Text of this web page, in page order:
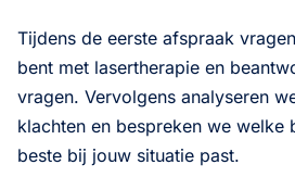
Tijdens de eerste afspraak
bent met lasertherapie en
vragen. Vervolgens analyseren
klachten en bespreken we welke
beste bij jouw situatie past.